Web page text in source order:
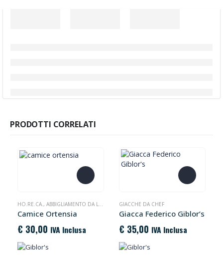
PRODOTTI CORRELATI
Questo prodotto ha più varianti. Le opzioni possono essere scelte nella pagina del prodotto
HO.RE.CA., ABBIGLIAMENTO DA LAVORO
Camice Ortensia
€ 30,00 IVA Inclusa
Questo prodotto ha più varianti. Le opzioni possono essere scelte nella pagina del prodotto
GIACCHE DA CHEF
Giacca Federico Giblor’s
€ 35,00 IVA Inclusa